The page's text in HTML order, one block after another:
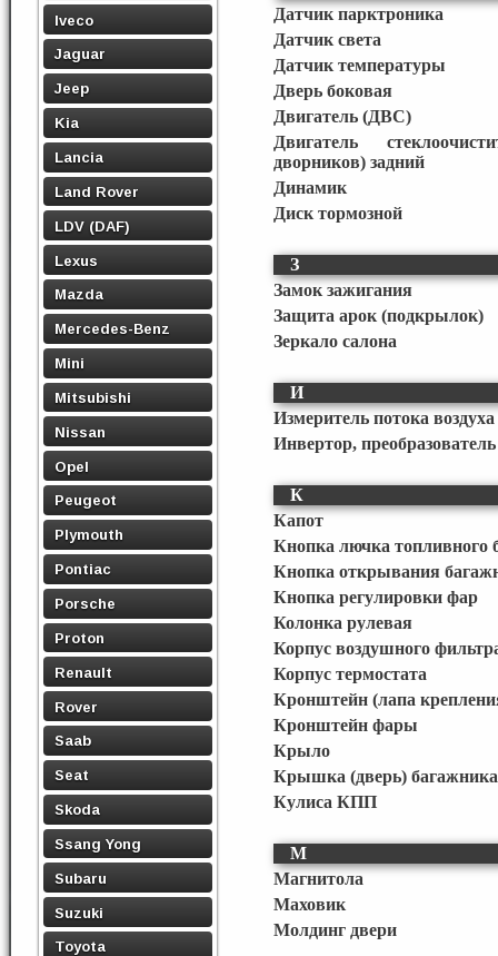
Iveco
Jaguar
Jeep
Kia
Lancia
Land Rover
LDV (DAF)
Lexus
Mazda
Mercedes-Benz
Mini
Mitsubishi
Nissan
Opel
Peugeot
Plymouth
Pontiac
Porsche
Proton
Renault
Rover
Saab
Seat
Skoda
Ssang Yong
Subaru
Suzuki
Toyota
Датчик парктроника
Датчик света
Датчик температуры
Дверь боковая
Двигатель (ДВС)
Двигатель
дворников) задний
Динамик
Диск тормозной
З
Замок зажигания
Защита арок (подкрылок)
Зеркало салона
И
Измеритель потока
Инвертор,
К
Капот
Кнопка лючка топливного
Кнопка открывания
Кнопка регулировки фар
Колонка рулевая
Корпус воздушного
Корпус термостата
Кронштейн (лапа
Кронштейн фары
Крыло
Крышка (дверь) багажника
Кулиса КПП
М
Магнитола
Маховик
Молдинг двери